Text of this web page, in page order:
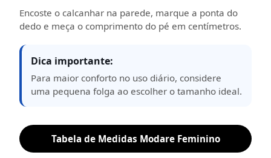
Encoste o calcanhar na parede, marque a ponta do
dedo e meça o comprimento do pé em centímetros.
Dica importante:
Para maior conforto no uso diário, considere
uma pequena folga ao escolher o tamanho ideal.
Tabela de Medidas Modare Feminino